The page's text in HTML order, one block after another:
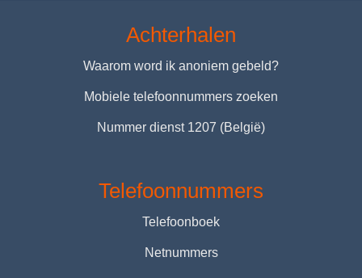
Achterhalen
Waarom word ik anoniem gebeld?
Mobiele telefoonnummers zoeken
Nummer dienst 1207 (België)
Telefoonnummers
Telefoonboek
Netnummers